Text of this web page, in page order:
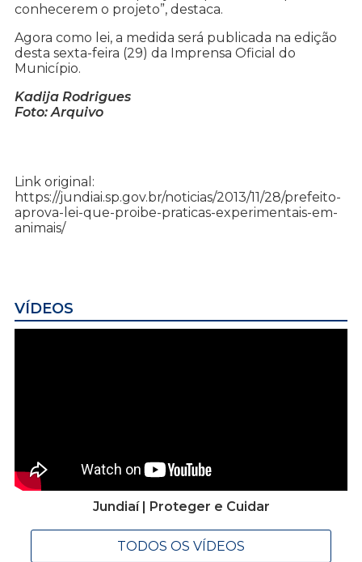
conhecerem o projeto”, destaca.
Agora como lei, a medida será publicada na edição
desta sexta-feira (29) da Imprensa Oficial do
Município.
Kadija Rodrigues
Foto: Arquivo
Link original:
https://jundiai.sp.gov.br/noticias/2013/11/28/prefeito-
aprova-lei-que-proibe-praticas-experimentais-em-
animais/
VÍDEOS
Jundiaí | Proteger e Cuidar
TODOS OS VÍDEOS